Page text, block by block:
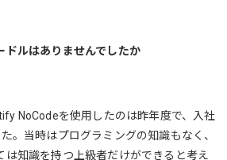
ドルはありませんでしたか
NoCodeを使用したのは昨年度で、入社
。当時はプログラミングの知識もなく、
は知識を持つ上級者だけができると考え